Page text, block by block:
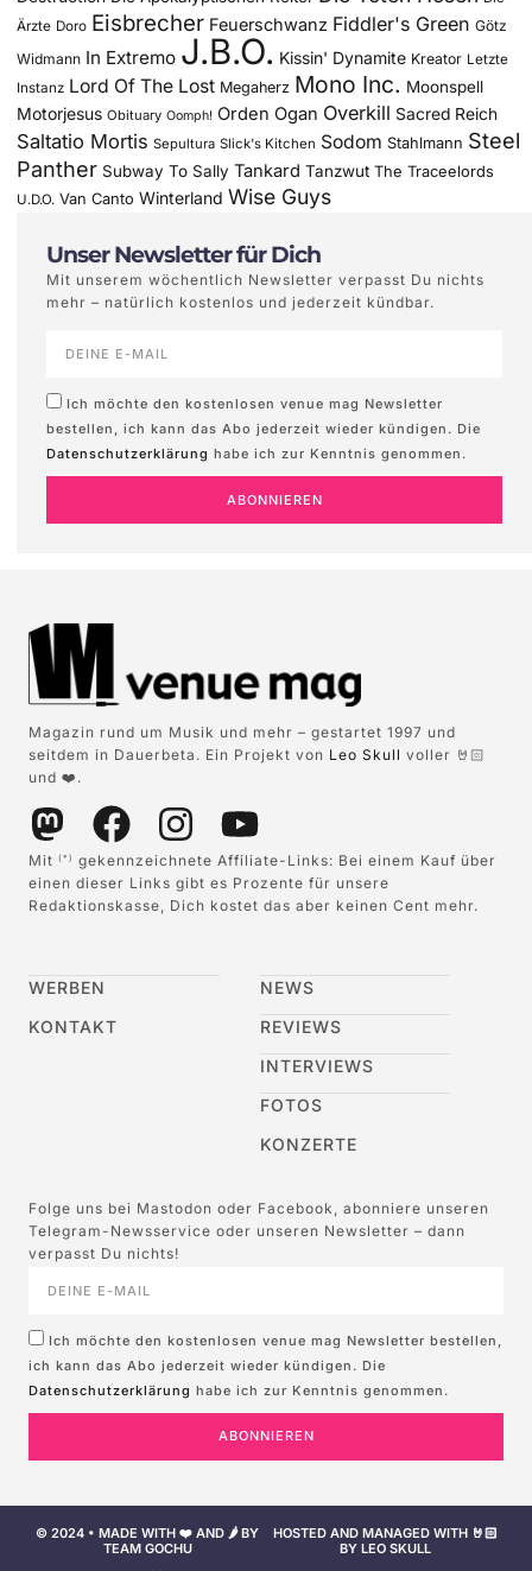
Ärzte Doro Eisbrecher Feuerschwanz Fiddler's Green Götz
Widmann In Extremo J.B.O. Kissin' Dynamite Kreator Letzte
Instanz Lord Of The Lost Megaherz Mono Inc. Moonspell
Motorjesus Obituary Oomph! Orden Ogan Overkill Sacred Reich
Saltatio Mortis Sepultura Slick's Kitchen Sodom Stahlmann Steel
Panther Subway To Sally Tankard Tanzwut The Traceelords
U.D.O. Van Canto Winterland Wise Guys
Unser Newsletter für Dich
Mit unserem wöchentlich Newsletter verpasst Du nichts
mehr – natürlich kostenlos und jederzeit kündbar.
Ich möchte den kostenlosen venue mag Newsletter
bestellen, ich kann das Abo jederzeit wieder kündigen. Die
Datenschutzerklärung habe ich zur Kenntnis genommen.
ABONNIEREN
Magazin rund um Musik und mehr – gestartet 1997 und
seitdem in Dauerbeta. Ein Projekt von Leo Skull voller 🤘🏻
und ❤️.
Mit (*)
gekennzeichnete Affiliate-Links: Bei einem Kauf über
einen dieser Links gibt es Prozente für unsere
Redaktionskasse, Dich kostet das aber keinen Cent mehr.
WERBEN
KONTAKT
NEWS
REVIEWS
INTERVIEWS
FOTOS
KONZERTE
Folge uns bei Mastodon oder Facebook, abonniere unseren
Telegram-Newsservice oder unseren Newsletter – dann
verpasst Du nichts!
Ich möchte den kostenlosen venue mag Newsletter bestellen,
ich kann das Abo jederzeit wieder kündigen. Die
Datenschutzerklärung habe ich zur Kenntnis genommen.
ABONNIEREN
© 2024 • MADE WITH ❤️ AND 🌶️ BY
TEAM GOCHU
HOSTED AND MANAGED WITH 🤘🏻
BY LEO SKULL